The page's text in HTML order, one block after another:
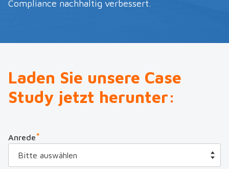
Compliance nachhaltig verbessert.
Laden Sie unsere Case
Study jetzt herunter:
Anrede*